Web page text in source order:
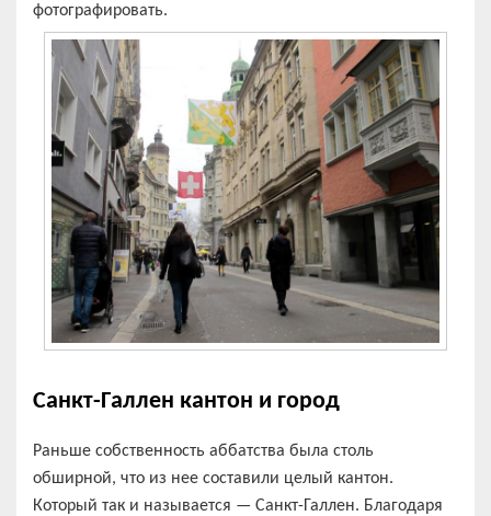
фотографировать.
Санкт-Галлен кантон и город
Раньше собственность аббатства была столь
обширной, что из нее составили целый кантон.
Который так и называется — Санкт-Галлен. Благодаря